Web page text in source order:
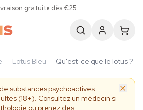
gratuite dès €25
· Lotus Bleu · Qu'est-ce que le lotus ?
substances psychoactives
(18+). Consultez un médecin si
ou prenez des